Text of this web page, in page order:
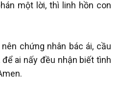
một lời, thì linh hồn con
chứng nhân bác ái, cầu
ai nấy đều nhận biết tình